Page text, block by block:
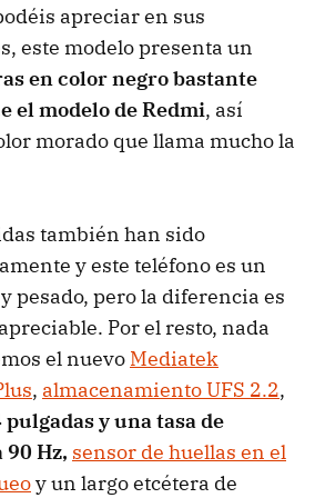
apreciar en sus
este modelo presenta un
en color negro bastante
el modelo de Redmi, así
morado que llama mucho la
también han sido
y este teléfono es un
pesado, pero la diferencia es
Por el resto, nada
el nuevo Mediatek
, almacenamiento UFS 2.2,
pulgadas y una tasa de
Hz, sensor de huellas en el
y un largo etcétera de